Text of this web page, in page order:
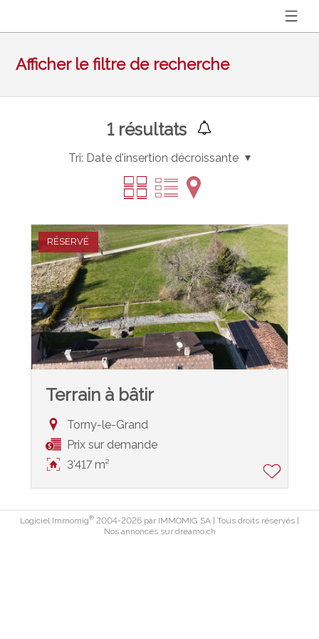
Afficher le filtre de recherche
1résultats
Tri: Date d'insertion décroissante
RÉSERVÉ
Terrain à bâtir
Torny-le-Grand
Prix sur demande
3'417 m²
Logiciel Immomig® 2004-2026 par IMMOMIG SA | Tous droits réservés |
Nos annonces sur dreamo.ch